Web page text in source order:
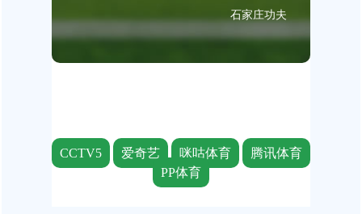
石家庄功夫
CCTV5 爱奇艺 咪咕体育
腾讯体育
PP体育